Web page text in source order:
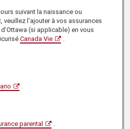
suivant la naissance ou
veuillez l’ajouter à vos assurances
(si applicable) en vous
Canada Vie .
parental